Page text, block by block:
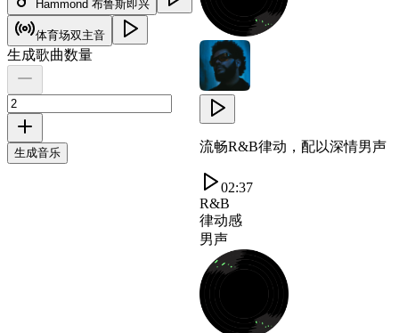
Hammond 布鲁斯即兴
体育场双主音
生成歌曲数量
生成音乐 流畅R&B律动，配以深情男声
02:37
R&B
律动感
男声